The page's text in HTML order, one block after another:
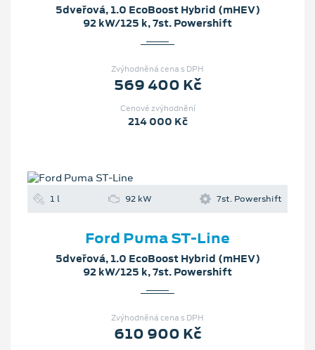
5dveřová, 1.0 EcoBoost Hybrid (mHEV)
92 kW/125 k, 7st. Powershift
Zvýhodněná cena s DPH
569 400 Kč
Cenové zvýhodnění
214 000 Kč
1 l 92 kW 7st. Powershift
Ford Puma ST-Line
5dveřová, 1.0 EcoBoost Hybrid (mHEV)
92 kW/125 k, 7st. Powershift
Zvýhodněná cena s DPH
610 900 Kč